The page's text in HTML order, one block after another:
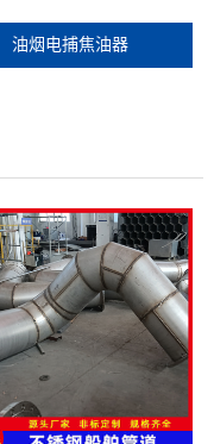
油烟电捕焦油器